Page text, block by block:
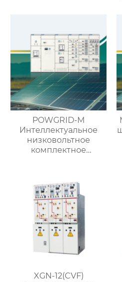
POWGRID-M
Интеллектуальное
низковольтное
комплектное
XGN-12(CVF)